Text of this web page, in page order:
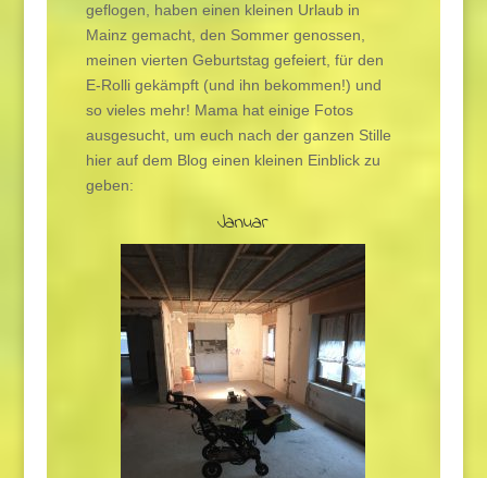
geflogen, haben einen kleinen Urlaub in
Mainz gemacht, den Sommer genossen,
meinen vierten Geburtstag gefeiert, für den
E-Rolli gekämpft (und ihn bekommen!) und
so vieles mehr! Mama hat einige Fotos
ausgesucht, um euch nach der ganzen Stille
hier auf dem Blog einen kleinen Einblick zu
geben:
Januar